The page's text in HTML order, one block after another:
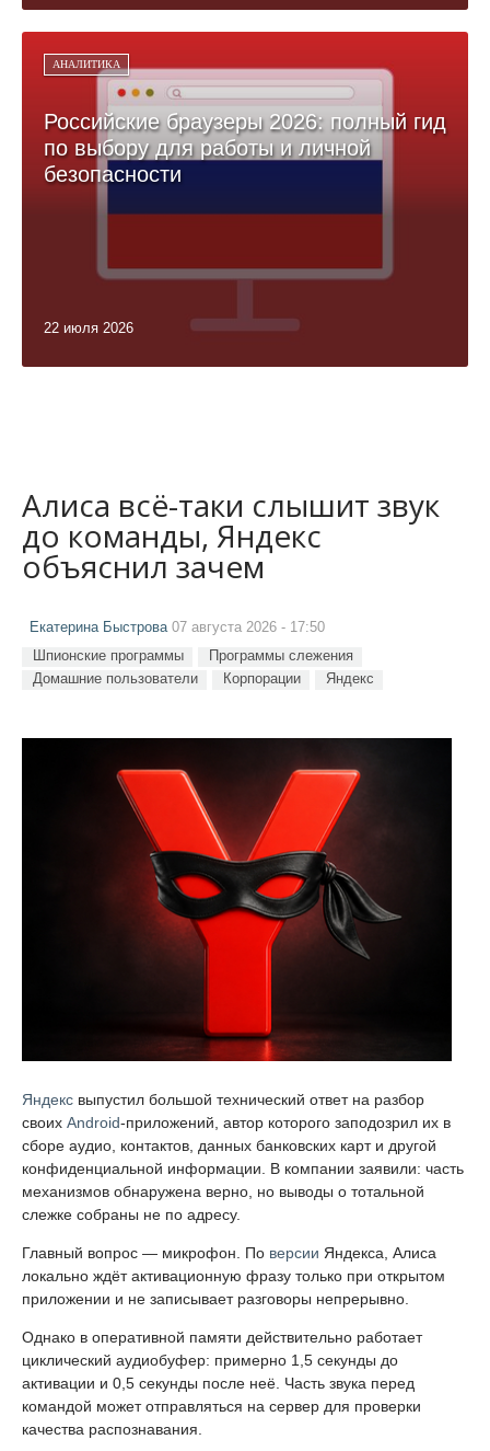
АНАЛИТИКА
Российские браузеры 2026: полный гид
по выбору для работы и личной
безопасности
22 июля 2026
Алиса всё-таки слышит звук
до команды, Яндекс
объяснил зачем
Екатерина Быстрова07 августа 2026 - 17:50
Шпионские программы
Программы слежения
Домашние пользователи
Корпорации Яндекс
Яндекс выпустил большой технический ответ на разбор
своих Android-приложений, автор которого заподозрил их в
сборе аудио, контактов, данных банковских карт и другой
конфиденциальной информации. В компании заявили: часть
механизмов обнаружена верно, но выводы о тотальной
слежке собраны не по адресу.
Главный вопрос — микрофон. По версии Яндекса, Алиса
локально ждёт активационную фразу только при открытом
приложении и не записывает разговоры непрерывно.
Однако в оперативной памяти действительно работает
циклический аудиобуфер: примерно 1,5 секунды до
активации и 0,5 секунды после неё. Часть звука перед
командой может отправляться на сервер для проверки
качества распознавания.